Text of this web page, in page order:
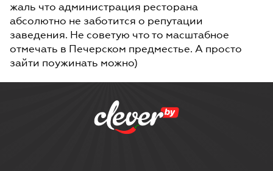
жаль что администрация ресторана
абсолютно не заботится о репутации
заведения. Не советую что то масштабное
отмечать в Печерском предместье. А просто
зайти поужинать можно)